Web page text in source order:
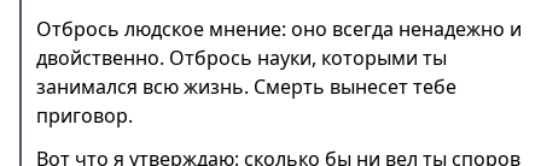
Отбрось людское мнение: оно всегда ненадежно и
двойственно. Отбрось науки, которыми ты
занимался всю жизнь. Смерть вынесет тебе
приговор.
Вот что я утверждаю: сколько бы ни вел ты споров